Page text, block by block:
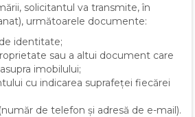
solicitantul va transmite, în
următoarele documente:
identitate;
sau a altui document care
imobilului;
cu indicarea suprafeței fiecărei
de telefon și adresă de e-mail).